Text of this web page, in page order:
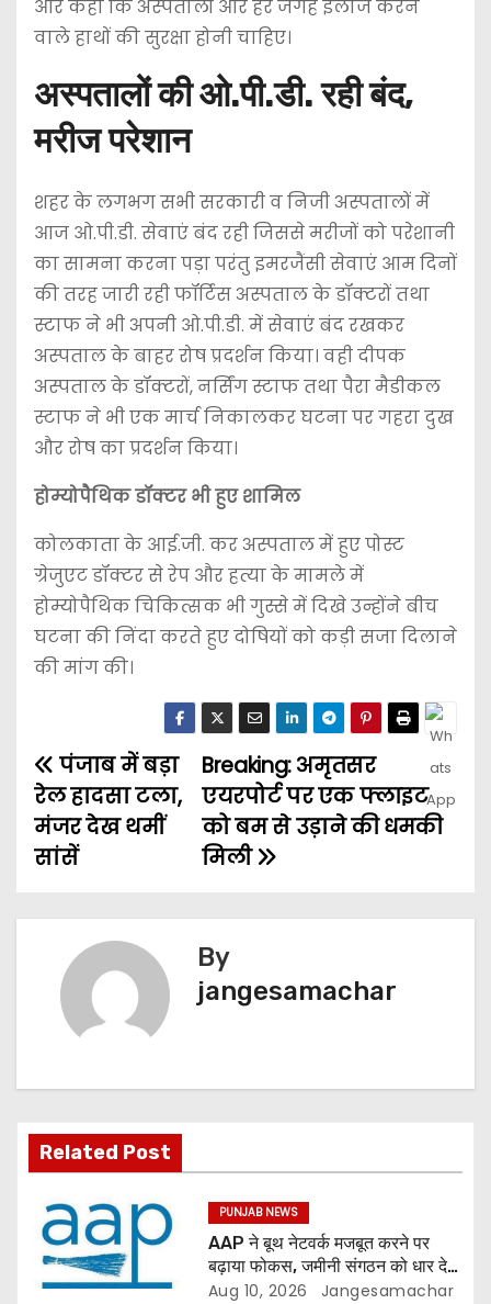
और कहा कि अस्पतालों और हर जगह इलाज करने
वाले हाथों की सुरक्षा होनी चाहिए।
अस्पतालों की ओ.पी.डी. रही बंद,
मरीज परेशान
शहर के लगभग सभी सरकारी व निजी अस्पतालों में
आज ओ.पी.डी. सेवाएं बंद रही जिससे मरीजों को परेशानी
का सामना करना पड़ा परंतु इमरजैंसी सेवाएं आम दिनों
की तरह जारी रही फॉर्टिस अस्पताल के डॉक्टरों तथा
स्टाफ ने भी अपनी ओ.पी.डी. में सेवाएं बंद रखकर
अस्पताल के बाहर रोष प्रदर्शन किया। वही दीपक
अस्पताल के डॉक्टरों, नर्सिंग स्टाफ तथा पैरा मैडीकल
स्टाफ ने भी एक मार्च निकालकर घटना पर गहरा दुख
और रोष का प्रदर्शन किया।
होम्योपैथिक डॉक्टर भी हुए शामिल
कोलकाता के आई.जी. कर अस्पताल में हुए पोस्ट
ग्रेजुएट डॉक्टर से रेप और हत्या के मामले में
होम्योपैथिक चिकित्सक भी गुस्से में दिखे उन्होंने बीच
घटना की निंदा करते हुए दोषियों को कड़ी सजा दिलाने
की मांग की।
Breaking: अमृतसर
एयरपोर्ट पर एक फ्लाइट
को बम से उड़ाने की धमकी
मिली
पंजाब में बड़ा
रेल हादसा टला,
मंजर देख थमीं
सांसें
By
jangesamachar
Related Post
PUNJAB NEWS
AAP ने बूथ नेटवर्क मजबूत करने पर
बढ़ाया फोकस, जमीनी संगठन को धार देने
की तैयारी
Aug 10, 2026 Jangesamachar